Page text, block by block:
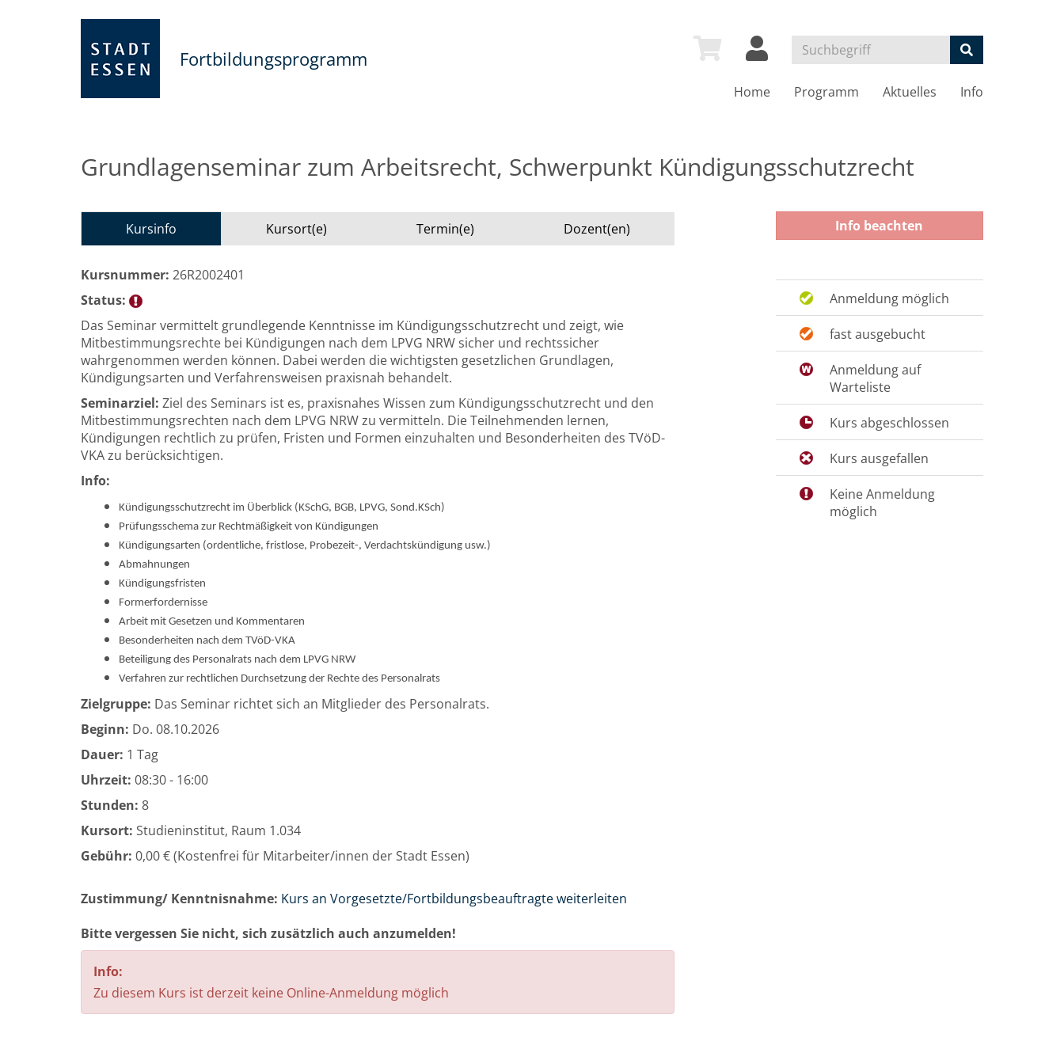
Fortbildungsprogramm
Home Programm Aktuelles Info
Grundlagenseminar zum Arbeitsrecht, Schwerpunkt Kündigungsschutzrecht
Kursinfo Kursort(e) Termin(e) Dozent(en)
Kursnummer: 26R2002401
Status:
Das Seminar vermittelt grundlegende Kenntnisse im Kündigungsschutzrecht und zeigt, wie
Mitbestimmungsrechte bei Kündigungen nach dem LPVG NRW sicher und rechtssicher
wahrgenommen werden können. Dabei werden die wichtigsten gesetzlichen Grundlagen,
Kündigungsarten und Verfahrensweisen praxisnah behandelt.
Seminarziel: Ziel des Seminars ist es, praxisnahes Wissen zum Kündigungsschutzrecht und den
Mitbestimmungsrechten nach dem LPVG NRW zu vermitteln. Die Teilnehmenden lernen,
Kündigungen rechtlich zu prüfen, Fristen und Formen einzuhalten und Besonderheiten des TVöD-
VKA zu berücksichtigen.
Info:
Kündigungsschutzrecht im Überblick (KSchG, BGB, LPVG, Sond.KSch)
Prüfungsschema zur Rechtmäßigkeit von Kündigungen
Kündigungsarten (ordentliche, fristlose, Probezeit-, Verdachtskündigung usw.)
Abmahnungen
Kündigungsfristen
Formerfordernisse
Arbeit mit Gesetzen und Kommentaren
Besonderheiten nach dem TVöD-VKA
Beteiligung des Personalrats nach dem LPVG NRW
Verfahren zur rechtlichen Durchsetzung der Rechte des Personalrats
Zielgruppe: Das Seminar richtet sich an Mitglieder des Personalrats.
Beginn: Do. 08.10.2026
Dauer: 1 Tag
Uhrzeit: 08:30 - 16:00
Stunden: 8
Kursort: Studieninstitut, Raum 1.034
Gebühr: 0,00 € (Kostenfrei für Mitarbeiter/innen der Stadt Essen)
Zustimmung/ Kenntnisnahme: Kurs an Vorgesetzte/Fortbildungsbeauftragte weiterleiten
Bitte vergessen Sie nicht, sich zusätzlich auch anzumelden!
Info:
Zu diesem Kurs ist derzeit keine Online-Anmeldung möglich
Info beachten
Anmeldung möglich
fast ausgebucht
Anmeldung auf
Warteliste
Kurs abgeschlossen
Kurs ausgefallen
Keine Anmeldung
möglich